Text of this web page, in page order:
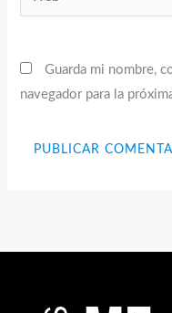
Guarda mi nombre,
navegador para la